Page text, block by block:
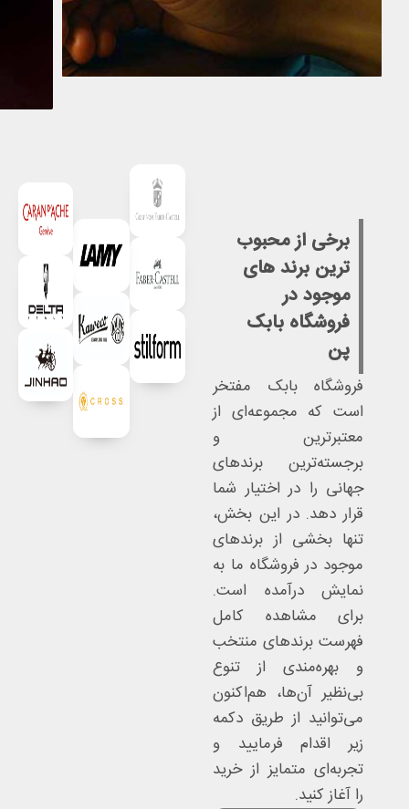
برخی از محبوب
ترین برند های
موجود در
فروشگاه بابک
پن
فروشگاه بابک مفتخر
است که مجموعه‌ای از
معتبرترین و
برجسته‌ترین برندهای
جهانی را در اختیار شما
قرار دهد. در این بخش،
تنها بخشی از برندهای
موجود در فروشگاه ما به
نمایش درآمده است.
برای مشاهده کامل
فهرست برندهای منتخب
و بهره‌مندی از تنوع
بی‌نظیر آن‌ها، هم‌اکنون
می‌توانید از طریق دکمه
زیر اقدام فرمایید و
تجربه‌ای متمایز از خرید
را آغاز کنید.